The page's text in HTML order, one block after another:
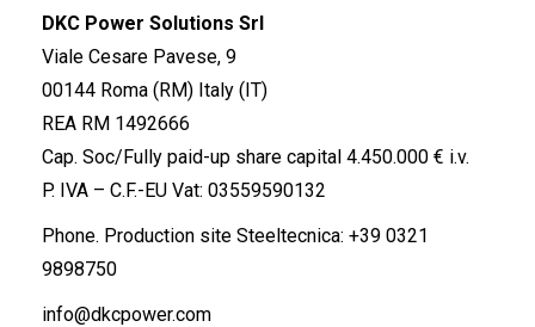
DKC Power Solutions Srl
Viale Cesare Pavese, 9
00144 Roma (RM) Italy (IT)
REA RM 1492666
Cap. Soc/Fully paid-up share capital 4.450.000 € i.v.
P. IVA – C.F.-EU Vat: 03559590132
Phone. Production site Steeltecnica: +39 0321
9898750
info@dkcpower.com